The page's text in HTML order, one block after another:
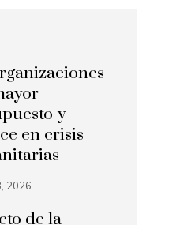
y
en crisis
2026
de la